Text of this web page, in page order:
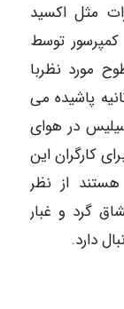
مثل اکسید
کمپرسور توسط
مورد نظربا
تا 150 متر در ثانیه پاشیده می
در هوای
کارگران این
از نظر
گرد و غبار
دارد.